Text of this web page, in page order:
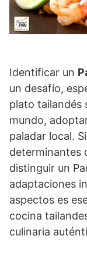
Identificar un
un desafío,
plato tailandés
mundo,
paladar local.
determinantes
distinguir un
adaptaciones
aspectos es
cocina
culinaria